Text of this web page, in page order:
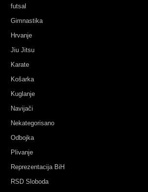
futsal
Gimnastika
Hrvanje
Jiu Jitsu
Karate
Košarka
Kuglanje
Navijači
Nekategorisano
Odbojka
Plivanje
Reprezentacija BiH
RSD Sloboda